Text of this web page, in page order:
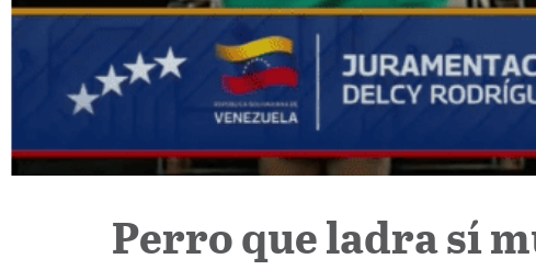
Perro que ladra sí